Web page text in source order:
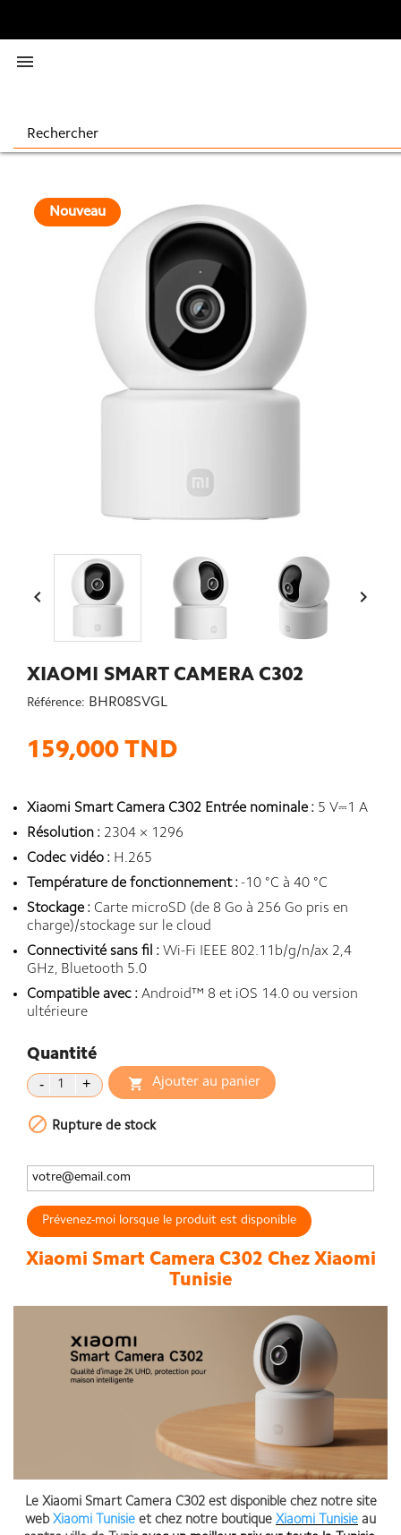

Nouveau
 
XIAOMI SMART CAMERA C302
Référence: BHR08SVGL
159,000 TND
Xiaomi Smart Camera C302 Entrée nominale : 5 V⎓1 A
Résolution : 2304 × 1296
Codec vidéo : H.265
Température de fonctionnement :-10 °C à 40 °C
Stockage : Carte microSD (de 8 Go à 256 Go pris en
charge)/stockage sur le cloud
Connectivité sans fil : Wi-Fi IEEE 802.11b/g/n/ax 2,4
GHz, Bluetooth 5.0
Compatible avec : Android™ 8 et iOS 14.0 ou version
ultérieure
Quantité
 Ajouter au panier
 Rupture de stock
Prévenez-moi lorsque le produit est disponible
Xiaomi Smart Camera C302 Chez Xiaomi
Tunisie
Le Xiaomi Smart Camera C302 est disponible chez notre site
web Xiaomi Tunisie et chez notre boutique Xiaomi Tunisie au